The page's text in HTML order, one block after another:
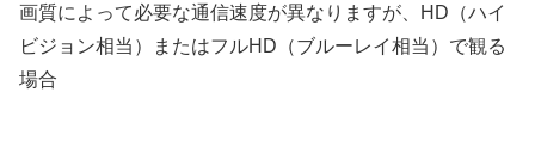
画質によって必要な通信速度が異なりますが、HD（ハイ
ビジョン相当）またはフルHD（ブルーレイ相当）で観る
場合